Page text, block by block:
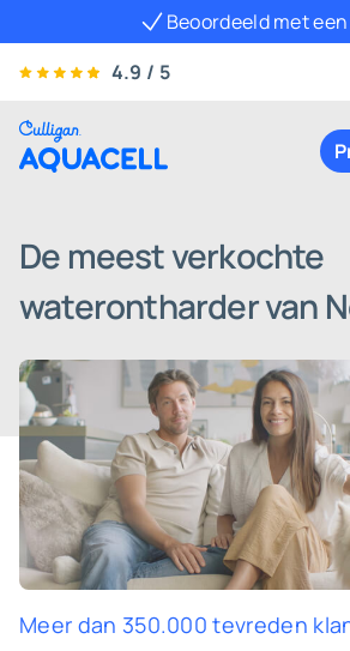
Beoordeeld met
4.9 / 5
De meest verkochte
waterontharder van
Meer dan 350.000 tevreden